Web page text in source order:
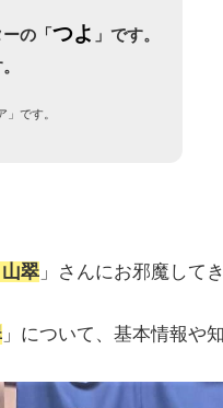
の「つよ 」です。
」です。
翠 」さんにお邪魔して
」について、基本情報や